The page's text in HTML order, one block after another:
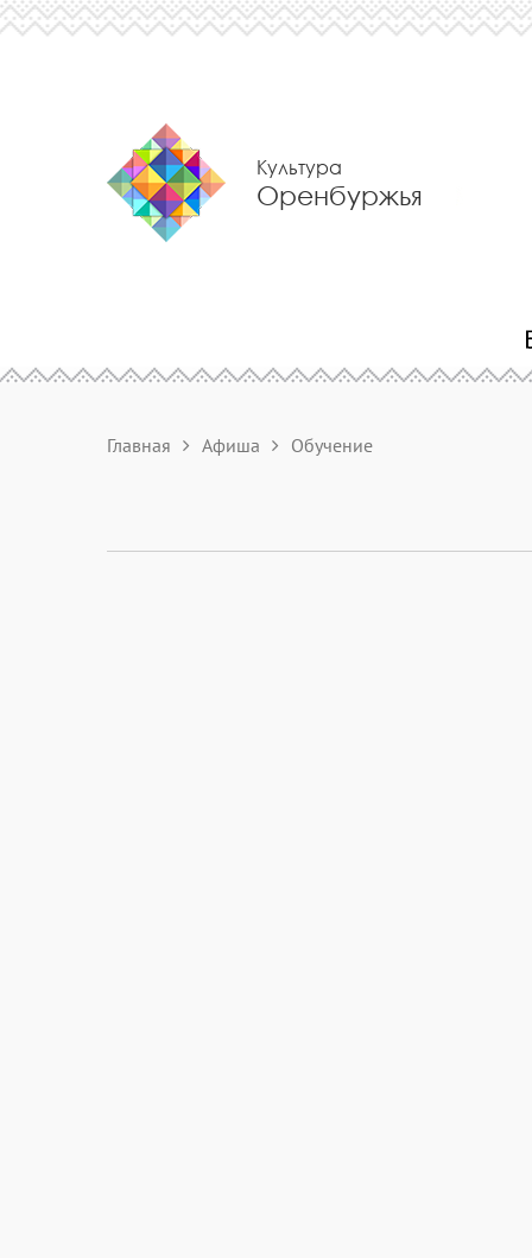
Культура
Оренбуржья
Главная Афиша Обучение